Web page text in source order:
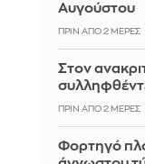
Αυγούστου
ΠΡΙΝ ΑΠΌ 2 ΜΈΡΕΣ
Στον
ΠΡΙΝ ΑΠΌ 2 ΜΈΡΕΣ
Φορτηγό